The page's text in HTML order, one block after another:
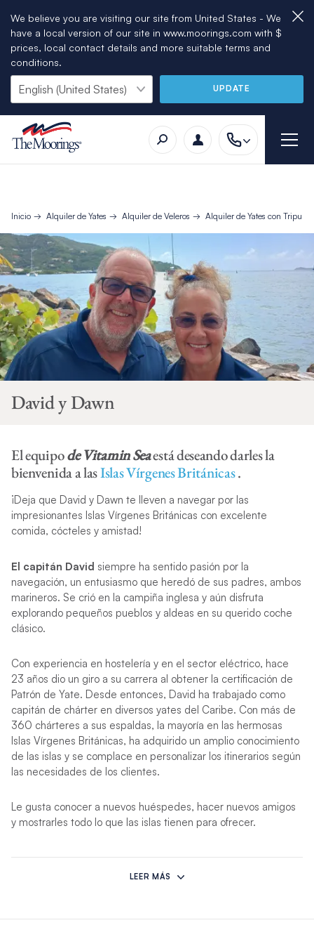
We believe you are visiting our site from United States - We
have a local version of our site in www.moorings.com with $
prices, local contact details and more suitable terms and
conditions.
UPDATE
Inicio Alquiler de Yates Alquiler de Veleros Alquiler de Yates con
David y Dawn
El equipode Vitamin Seaestá deseando darles la
bienvenida a lasIslas Vírgenes Británicas.
¡Deja que David y Dawn te lleven a navegar por las
impresionantes Islas Vírgenes Británicas con excelente
comida, cócteles y amistad!
El capitán David siempre ha sentido pasión por la
navegación, un entusiasmo que heredó de sus padres, ambos
marineros. Se crió en la campiña inglesa y aún disfruta
explorando pequeños pueblos y aldeas en su querido coche
clásico.
Con experiencia en hostelería y en el sector eléctrico, hace
23 años dio un giro a su carrera al obtener la certificación de
Patrón de Yate. Desde entonces, David ha trabajado como
capitán de chárter en diversos yates del Caribe. Con más de
360 ​​chárteres a sus espaldas, la mayoría en las hermosas
Islas Vírgenes Británicas, ha adquirido un amplio conocimiento
de las islas y se complace en personalizar los itinerarios según
las necesidades de los clientes.
Le gusta conocer a nuevos huéspedes, hacer nuevos amigos
y mostrarles todo lo que las islas tienen para ofrecer.
La chef Dawncreció en el corazón de Inglaterra y pasó gran
parte de su infancia compitiendo en su deporte favorito: el
durante 18 años. Paralelamente, trabajó en el sector de la
LEER MÁS